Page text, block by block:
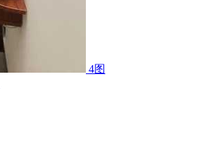
4图